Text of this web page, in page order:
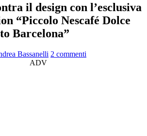
il design con l’esclusiva
“Piccolo Nescafé Dolce
Barcelona”
Bassanelli 2 commenti
ADV